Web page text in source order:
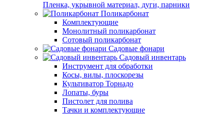
Пленка, укрывной материал, дуги, парники
Поликарбонат
Комплектующие
Монолитный поликарбонат
Сотовый поликарбонат
Садовые фонари
Садовый инвентарь
Инструмент для обработки
Косы, вилы, плоскорезы
Культиватор Торнадо
Лопаты, буры
Пистолет для полива
Тачки и комплектующие